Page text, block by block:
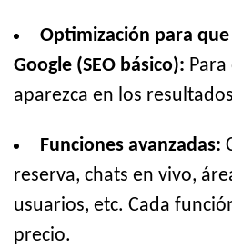
Optimización para
Google (SEO básico):
aparezca en los
Funciones avanzadas:
reserva, chats en vivo,
usuarios, etc. Cada
precio.